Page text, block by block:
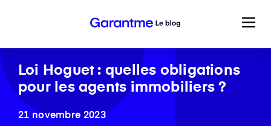
Loi Hoguet : quelles obligations
pour les agents immobiliers ?
21 novembre 2023